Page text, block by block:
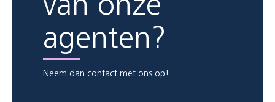
van onze
agenten?
Neem dan contact met ons op!